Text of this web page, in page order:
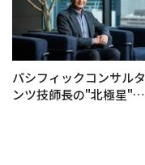
パシフィックコンサルタ
ンツ技師長の"北極星"。